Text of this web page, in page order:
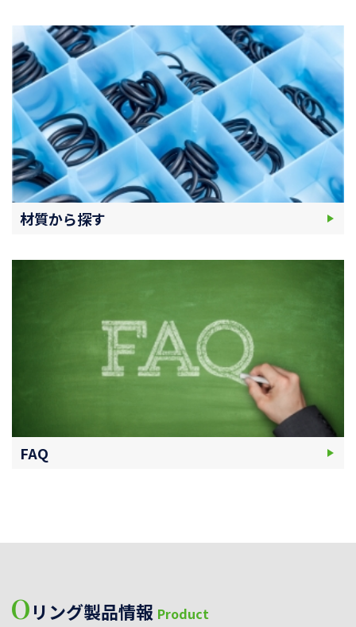
材質から探す
FAQ
Oリング製品情報 Product